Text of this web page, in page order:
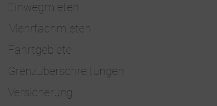
Einwegmieten
Mehrfachmieten
Fahrtgebiete
Grenzüberschreitungen
Versicherung